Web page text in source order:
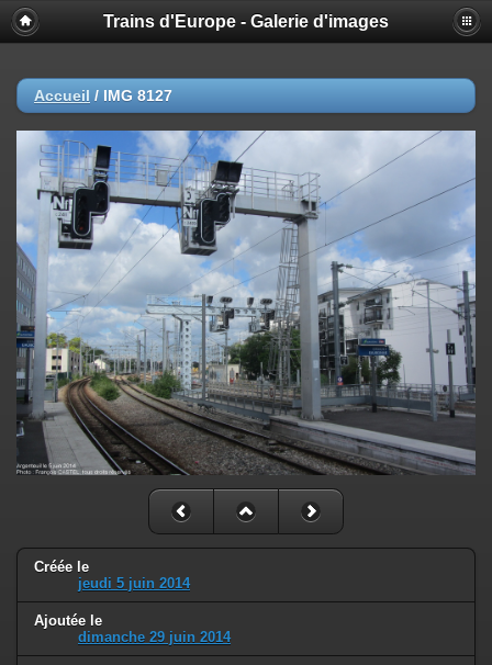
Trains d'Europe - Galerie d'images
Accueil / IMG 8127
Créée le
jeudi 5 juin 2014
Ajoutée le
dimanche 29 juin 2014